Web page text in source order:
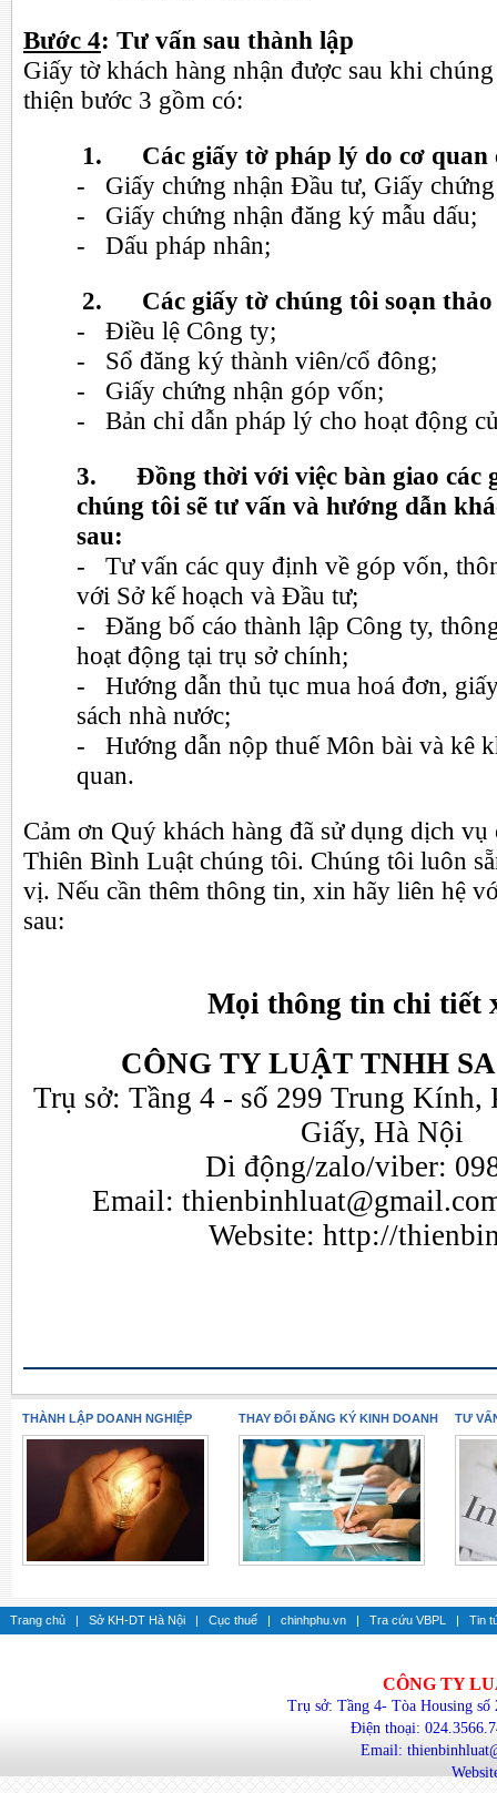
Bước 4: Tư vấn sau thành lập
Giấy tờ khách hàng nhận được sau khi
thiện bước 3 gồm có:
1. Các giấy tờ pháp lý do cơ quan
- Giấy chứng nhận Đầu tư, Giấy
- Giấy chứng nhận đăng ký mẫu dấu;
- Dấu pháp nhân;
2. Các giấy tờ chúng tôi soạn
- Điều lệ Công ty;
- Sổ đăng ký thành viên/cổ đông;
- Giấy chứng nhận góp vốn;
- Bản chỉ dẫn pháp lý cho hoạt động
3. Đồng thời với việc bàn giao các
chúng tôi sẽ tư vấn và hướng dẫn
sau:
- Tư vấn các quy định về góp vốn,
với Sở kế hoạch và Đầu tư;
- Đăng bố cáo thành lập Công ty,
hoạt động tại trụ sở chính;
- Hướng dẫn thủ tục mua hoá đơn,
sách nhà nước;
- Hướng dẫn nộp thuế Môn bài và kê
quan.
Cảm ơn Quý khách hàng đã sử dụng dịch
Thiên Bình Luật chúng tôi. Chúng tôi luôn
vị. Nếu cần thêm thông tin, xin hãy liên hệ
sau:
Mọi thông tin chi tiết
CÔNG TY LUẬT TNHH
Trụ sở: Tầng 4 - số 299 Trung Kính,
Giấy, Hà Nội
Di động/zalo/viber:
Email:
Website:http://
THÀNH LẬP DOANH NGHIỆP THAY ĐỔI ĐĂNG KÝ KINH DOANH TƯ
Trang chủ | Sở KH-DT Hà Nội | Cục thuế | chinhphu.vn | Tra cứu VBPL | Tin
CÔNG TY
Trụ sở: Tầng 4- Tòa Housing
Điện thoại:
Email: